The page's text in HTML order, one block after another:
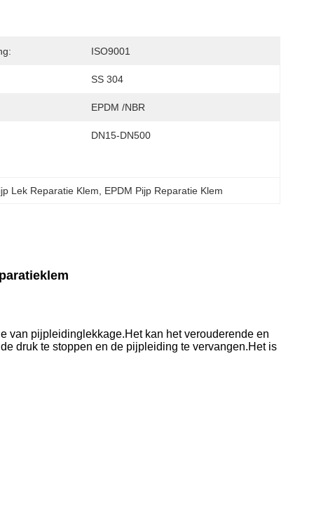
ISO9001
SS 304
EPDM /NBR
DN15-DN500
Lek Reparatie Klem EPDM Pijp Reparatie Klem
van pijpleidinglekkage.Het kan het verouderende en
druk te stoppen en de pijpleiding te vervangen.Het is